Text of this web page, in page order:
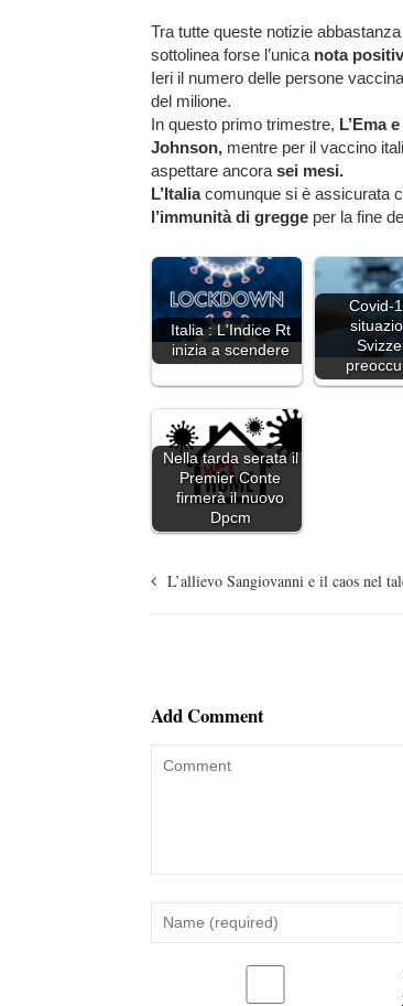
Tra tutte queste notizie
sottolinea forse l’unica nota
Ieri il numero delle persone
del milione.
In questo primo trimestre, L’Ema
Johnson, mentre per il vaccino
aspettare ancora sei mesi.
L’Italiacomunque si è assicurata
l’immunità di gregge per la fine
Italia : L'Indice Rt
inizia a scendere
Covid-
Nella tarda serata il
Premier Conte
firmerà il nuovo
Dpcm
L’allievo Sangiovanni e il caos nel
Add Comment